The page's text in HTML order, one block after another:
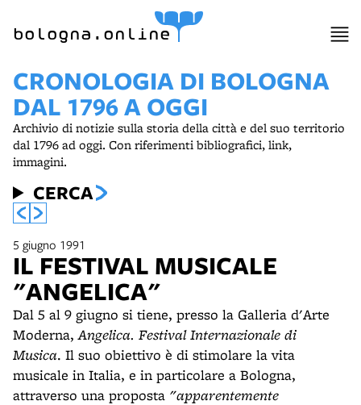
bologna.online
CRONOLOGIA DI BOLOGNA
DAL 1796 A OGGI
Archivio di notizie sulla storia della città e del suo territorio
dal 1796 ad oggi. Con riferimenti bibliografici, link,
immagini.
CERCA
5 giugno 1991
IL FESTIVAL MUSICALE
"ANGELICA"
Dal 5 al 9 giugno si tiene, presso la Galleria d'Arte
Moderna,Angelica. Festival Internazionale di
Musica. Il suo obiettivo è di stimolare la vita
musicale in Italia, e in particolare a Bologna,
attraverso una proposta "apparentemente